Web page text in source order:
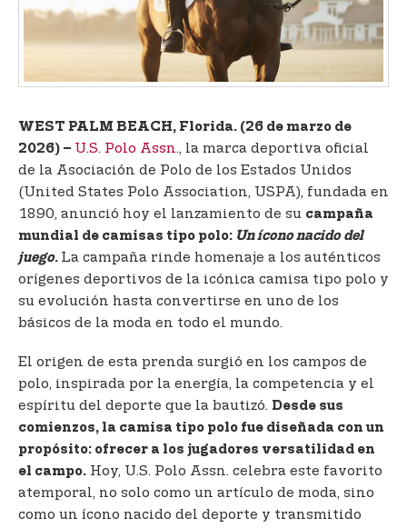
WEST PALM BEACH, Florida. (26 de marzo de
2026) – U.S. Polo Assn., la marca deportiva oficial
de la Asociación de Polo de los Estados Unidos
(United States Polo Association, USPA), fundada en
1890, anunció hoy el lanzamiento de su campaña
mundial de camisas tipo polo: Un ícono nacido del
juego. La campaña rinde homenaje a los auténticos
orígenes deportivos de la icónica camisa tipo polo y
su evolución hasta convertirse en uno de los
básicos de la moda en todo el mundo.
El origen de esta prenda surgió en los campos de
polo, inspirada por la energía, la competencia y el
espíritu del deporte que la bautizó. Desde sus
comienzos, la camisa tipo polo fue diseñada con un
propósito: ofrecer a los jugadores versatilidad en
el campo. Hoy, U.S. Polo Assn. celebra este favorito
atemporal, no solo como un artículo de moda, sino
como un ícono nacido del deporte y transmitido